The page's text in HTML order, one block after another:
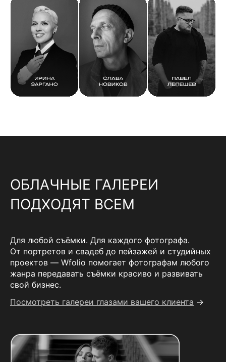
ОБЛАЧНЫЕ ГАЛЕРЕИ
ПОДХОДЯТ ВСЕМ
Для любой съёмки. Для каждого фотографа.
От портретов и свадеб до пейзажей и студийных
проектов — Wfolio помогает фотографам любого
жанра передавать съёмки красиво и развивать
свой бизнес.
Посмотреть галереи глазами вашего клиента →